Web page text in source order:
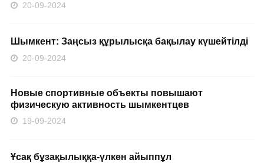
20-09-2024
Шымкент: Заңсыз құрылысқа бақылау күшейтілді
20-09-2024
Новые спортивные объекты повышают
физическую активность шымкентцев
19-09-2024
Ұсақ бұзақылыққа-үлкен айыппұл